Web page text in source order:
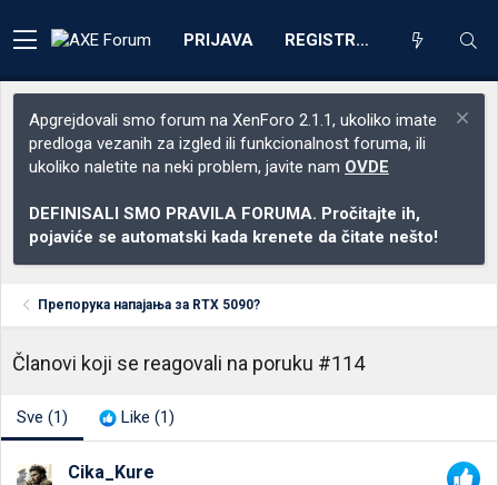
PRIJAVA REGISTRACIJA
Apgrejdovali smo forum na XenForo 2.1.1, ukoliko imate
predloga vezanih za izgled ili funkcionalnost foruma, ili
ukoliko naletite na neki problem, javite nam OVDE
DEFINISALI SMO PRAVILA FORUMA. Pročitajte ih,
pojaviće se automatski kada krenete da čitate nešto!
Препорука напајања за RTX 5090?
Članovi koji se reagovali na poruku #114
Sve (1) Like (1)
Cika_Kure